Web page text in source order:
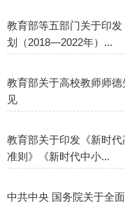
教育部等五部门关于印
划（2018—2022年）...
教育部关于高校教师师
见
教育部关于印发《新时
准则》《新时代中小...
中共中央 国务院关于全